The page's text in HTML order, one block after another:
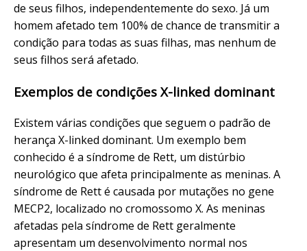
de seus filhos, independentemente do sexo. Já um
homem afetado tem 100% de chance de transmitir a
condição para todas as suas filhas, mas nenhum de
seus filhos será afetado.
Exemplos de condições X-linked dominant
Existem várias condições que seguem o padrão de
herança X-linked dominant. Um exemplo bem
conhecido é a síndrome de Rett, um distúrbio
neurológico que afeta principalmente as meninas. A
síndrome de Rett é causada por mutações no gene
MECP2, localizado no cromossomo X. As meninas
afetadas pela síndrome de Rett geralmente
apresentam um desenvolvimento normal nos